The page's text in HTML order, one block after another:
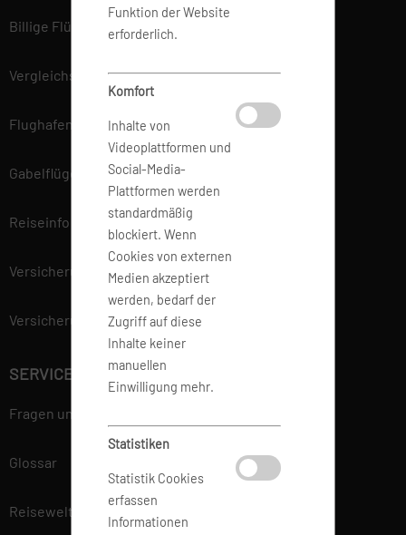
Funktion der Website
erforderlich.
Komfort
Inhalte von
Videoplattformen und
Social-Media-
Plattformen werden
standardmäßig
blockiert. Wenn
Cookies von externen
Medien akzeptiert
werden, bedarf der
Zugriff auf diese
Inhalte keiner
manuellen
Einwilligung mehr.
Statistiken
Statistik Cookies
erfassen
Informationen
Billige Flüge
Vergleichsportal
Flughafen Informationen
Gabelflüge
Reiseinfo
Versicherung
Versicherungsvertrag widerrufen
SERVICE
Fragen und Antworten
Glossar
Reisewelt